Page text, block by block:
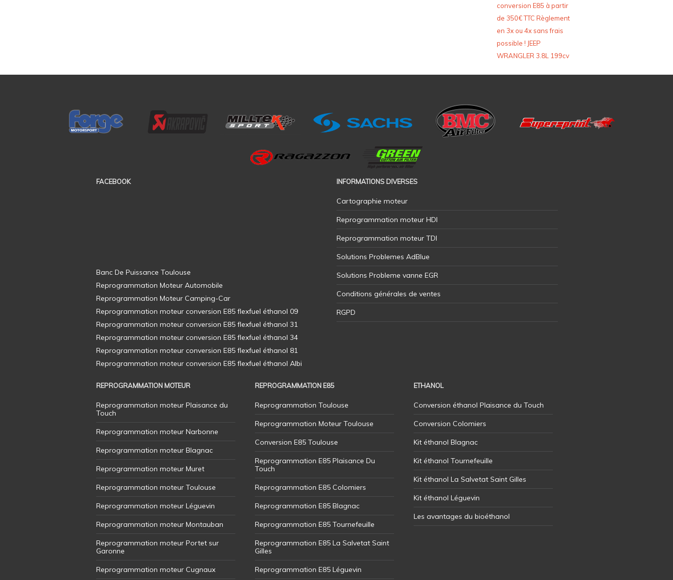
conversion E85 à partir
de 350€ TTC Règlement
en 3x ou 4x sans frais
possible ! JEEP
WRANGLER 3.8L 199cv
FACEBOOK INFORMATIONS DIVERSES
Cartographie moteur
Reprogrammation moteur HDI
Reprogrammation moteur TDI
Solutions Problemes AdBlue
Solutions Probleme vanne EGR
Conditions générales de ventes
RGPD
REPROGRAMMATION MOTEUR
Reprogrammation moteur Plaisance du
Touch
Reprogrammation moteur Narbonne
Reprogrammation moteur Blagnac
Reprogrammation moteur Muret
Reprogrammation moteur Toulouse
Reprogrammation moteur Léguevin
Reprogrammation moteur Montauban
Reprogrammation moteur Portet sur
Garonne
Reprogrammation moteur Cugnaux
REPROGRAMMATION E85
Reprogrammation Toulouse
Reprogrammation Moteur Toulouse
Conversion E85 Toulouse
Reprogrammation E85 Plaisance Du
Touch
Reprogrammation E85 Colomiers
Reprogrammation E85 Blagnac
Reprogrammation E85 Tournefeuille
Reprogrammation E85 La Salvetat Saint
Gilles
Reprogrammation E85 Léguevin
ETHANOL
Conversion éthanol Plaisance du Touch
Conversion Colomiers
Kit éthanol Blagnac
Kit éthanol Tournefeuille
Kit éthanol La Salvetat Saint Gilles
Kit éthanol Léguevin
Les avantages du bioéthanol
Banc De Puissance Toulouse
Reprogrammation Moteur Automobile
Reprogrammation Moteur Camping-Car
Reprogrammation moteur conversion E85 flexfuel éthanol 09
Reprogrammation moteur conversion E85 flexfuel éthanol 31
Reprogrammation moteur conversion E85 flexfuel éthanol 34
Reprogrammation moteur conversion E85 flexfuel éthanol 81
Reprogrammation moteur conversion E85 flexfuel éthanol Albi